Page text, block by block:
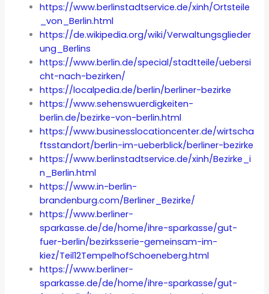
https://www.berlinstadtservice.de/xinh/Ortsteile
_von_Berlin.html
https://de.wikipedia.org/wiki/Verwaltungsglieder
ung_Berlins
https://www.berlin.de/special/stadtteile/uebersi
cht-nach-bezirken/
https://localpedia.de/berlin/berliner-bezirke
https://www.sehenswuerdigkeiten-
berlin.de/bezirke-von-berlin.html
https://www.businesslocationcenter.de/wirtscha
ftsstandort/berlin-im-ueberblick/berliner-bezirke
https://www.berlinstadtservice.de/xinh/Bezirke_i
n_Berlin.html
https://www.in-berlin-
brandenburg.com/Berliner_Bezirke/
https://www.berliner-
sparkasse.de/de/home/ihre-sparkasse/gut-
fuer-berlin/bezirksserie-gemeinsam-im-
kiez/Teil12TempelhofSchoeneberg.html
https://www.berliner-
sparkasse.de/de/home/ihre-sparkasse/gut-